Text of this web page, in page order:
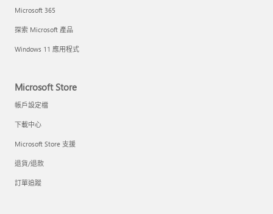
Microsoft 365
探索 Microsoft 產品
Windows 11 應用程式
Microsoft Store
帳戶設定檔
下載中心
Microsoft Store 支援
退貨/退款
訂單追蹤